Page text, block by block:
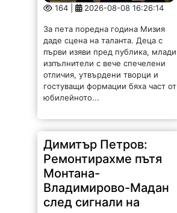
164 | 2026-08-08 16:26:14
За пета поредна година Мизия
даде сцена на таланта. Деца с
първи изяви пред публика, млади
изпълнители с вече спечелени
отличия, утвърдени творци и
гостуващи формации бяха част от
юбилейното...
Димитър Петров:
Ремонтирахме пътя
Монтана-
Владимирово-Мадан
след сигнали на